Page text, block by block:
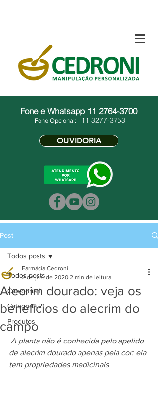
Fone e Whatsapp 11 2764-3700
Fone Opcional: 11 3277-3753
OUVIDORIA
Post
Todos posts
Categoria 1
Categoria 2
Produtos
Todos posts
Alecrim dourado: veja os
benefícios do alecrim do
campo
Farmácia Cedroni
2 de jan. de 2020 2 min de leitura
A planta não é conhecida pelo apelido
de alecrim dourado apenas pela cor: ela
tem propriedades medicinais